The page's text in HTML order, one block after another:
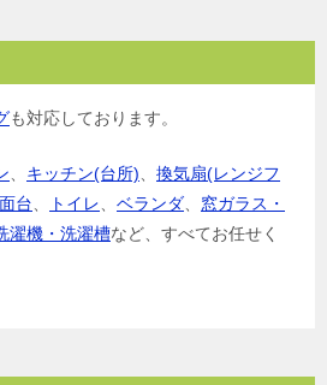
も対応しております。
キッチン(台所)
換気扇(レンジフ
台 トイレ ベランダ
窓ガラス・
濯機・洗濯槽など、すべてお任せく